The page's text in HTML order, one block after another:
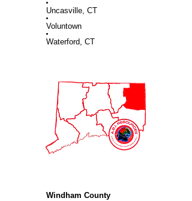
Uncasville, CT
Voluntown
Waterford, CT
Windham County